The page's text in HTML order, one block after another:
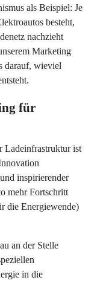
als Beispiel: Je
besteht,
nachzieht
Marketing
darauf, wieviel
für
Ladeinfrastruktur ist
inspirierender
mehr Fortschritt
die Energiewende)
an der Stelle
in die